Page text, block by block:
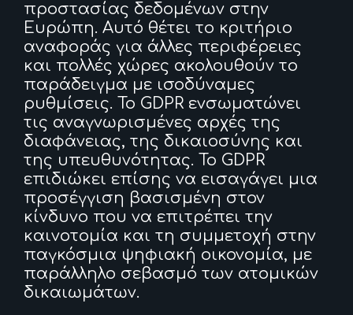
προστασίας δεδομένων στην
Ευρώπη. Αυτό θέτει το κριτήριο
αναφοράς για άλλες περιφέρειες
και πολλές χώρες ακολουθούν το
παράδειγμα με ισοδύναμες
ρυθμίσεις. Το GDPR ενσωματώνει
τις αναγνωρισμένες αρχές της
διαφάνειας, της δικαιοσύνης και
της υπευθυνότητας. Το GDPR
επιδιώκει επίσης να εισαγάγει μια
προσέγγιση βασισμένη στον
κίνδυνο που να επιτρέπει την
καινοτομία και τη συμμετοχή στην
παγκόσμια ψηφιακή οικονομία, με
παράλληλο σεβασμό των ατομικών
δικαιωμάτων.